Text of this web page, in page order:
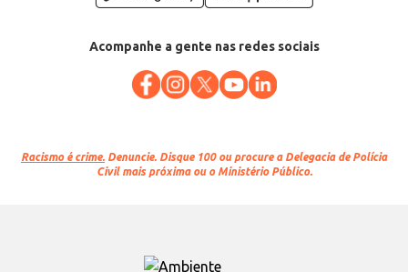
Acompanhe a gente nas redes sociais
Racismo é crime. Denuncie. Disque 100 ou procure a Delegacia de Polícia
Civil mais próxima ou o Ministério Público.